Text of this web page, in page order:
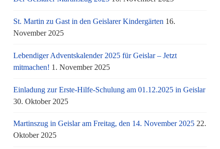
St. Martin zu Gast in den Geislarer Kindergärten 16.
November 2025
Lebendiger Adventskalender 2025 für Geislar – Jetzt
mitmachen! 1. November 2025
Einladung zur Erste-Hilfe-Schulung am 01.12.2025 in Geislar
30. Oktober 2025
Martinszug in Geislar am Freitag, den 14. November 2025 22.
Oktober 2025